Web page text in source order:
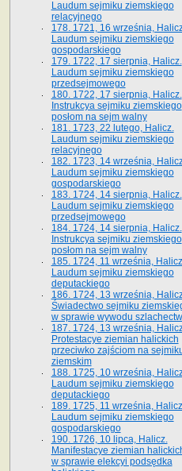
Laudum sejmiku ziemskiego
relacyjnego
178. 1721, 16 września,
Laudum sejmiku ziemskiego
gospodarskiego
179. 1722, 17 sierpnia, Halicz.
Laudum sejmiku ziemskiego
przedsejmowego
180. 1722, 17 sierpnia, Halicz.
Instrukcya sejmiku ziemskiego
posłom na sejm walny
181. 1723, 22 lutego, Halicz.
Laudum sejmiku ziemskiego
relacyjnego
182. 1723, 14 września,
Laudum sejmiku ziemskiego
gospodarskiego
183. 1724, 14 sierpnia, Halicz.
Laudum sejmiku ziemskiego
przedsejmowego
184. 1724, 14 sierpnia, Halicz.
Instrukcya sejmiku ziemskiego
posłom na sejm walny
185. 1724, 11 września,
Laudum sejmiku ziemskiego
deputackiego
186. 1724, 13 września,
Świadectwo sejmiku
w sprawie wywodu
187. 1724, 13 września,
Protestacye ziemian halickich
przeciwko zajściom na
ziemskim
188. 1725, 10 września,
Laudum sejmiku ziemskiego
deputackiego
189. 1725, 11 września,
Laudum sejmiku ziemskiego
gospodarskiego
190. 1726, 10 lipca, Halicz.
Manifestacye ziemian
w sprawie elekcyi podsędka